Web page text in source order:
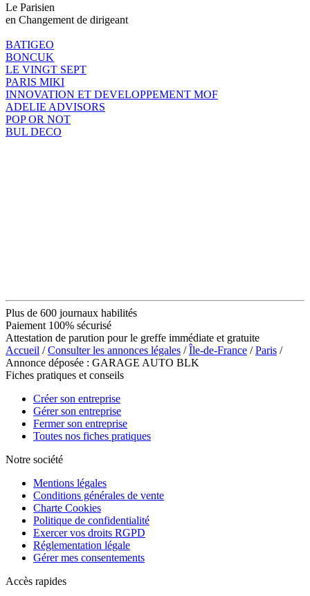
Le Parisien
en Changement de dirigeant
BATIGEO
BONCUK
LE VINGT SEPT
PARIS MIKI
INNOVATION ET DEVELOPPEMENT MOF
ADELIE ADVISORS
POP OR NOT
BUL DECO
Plus de 600 journaux habilités
Paiement 100% sécurisé
Attestation de parution pour le greffe immédiate et gratuite
Accueil /Consulter les annonces légales /Île-de-France /Paris /
Annonce déposée : GARAGE AUTO BLK
Fiches pratiques et conseils
Créer son entreprise
Gérer son entreprise
Fermer son entreprise
Toutes nos fiches pratiques
Notre société
Mentions légales
Conditions générales de vente
Charte Cookies
Politique de confidentialité
Exercer vos droits RGPD
Réglementation légale
Gérer mes consentements
Accès rapides